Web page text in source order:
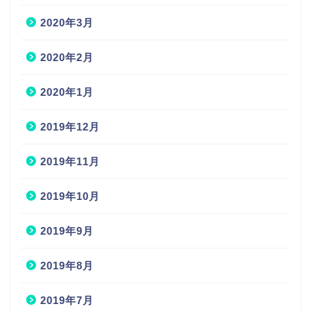
2020年3月
2020年2月
2020年1月
2019年12月
2019年11月
2019年10月
2019年9月
2019年8月
2019年7月